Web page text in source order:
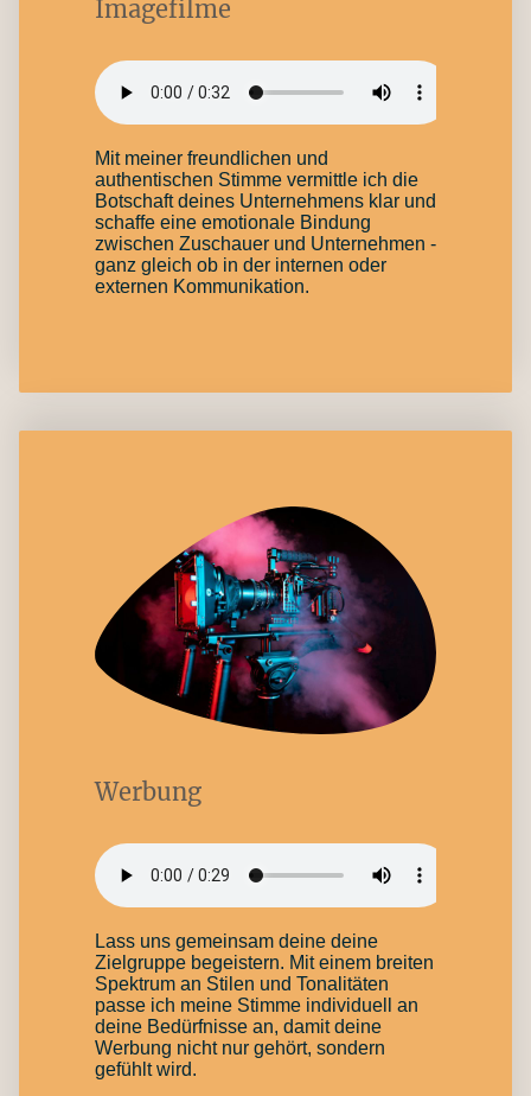
Imagefilme
Mit meiner freundlichen und
authentischen Stimme vermittle ich die
Botschaft deines Unternehmens klar und
schaffe eine emotionale Bindung
zwischen Zuschauer und Unternehmen -
ganz gleich ob in der internen oder
externen Kommunikation.
Werbung
Lass uns gemeinsam deine deine
Zielgruppe begeistern. Mit einem breiten
Spektrum an Stilen und Tonalitäten
passe ich meine Stimme individuell an
deine Bedürfnisse an, damit deine
Werbung nicht nur gehört, sondern
gefühlt wird.